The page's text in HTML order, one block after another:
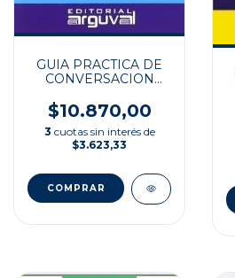
GUIA PRACTICA DE
CONVERSACION
$10.870,00
3 cuotas sin interés de
$3.623,33